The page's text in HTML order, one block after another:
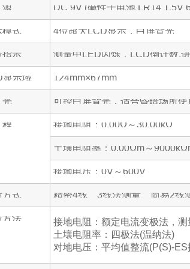
DC 9V (碱性干电池 LR14 1.5V
模式 4位超大LCD显示，白屏背光
指示 测量中LED闪烁，LCD倒计数,
显示域 124mm×67mm
可控白屏背光，适合昏暗场所使
接地电阻：0.00Ω～30.00kΩ
土壤电阻率：0.00Ωm～
接地电压：0V～600V
方式 精密4线、3线法测量、简易2线
方法
接地电阻：额定电流变极法，
土壤电阻率：四极法(温纳法)
对地电压：平均值整流(P(S)-ES